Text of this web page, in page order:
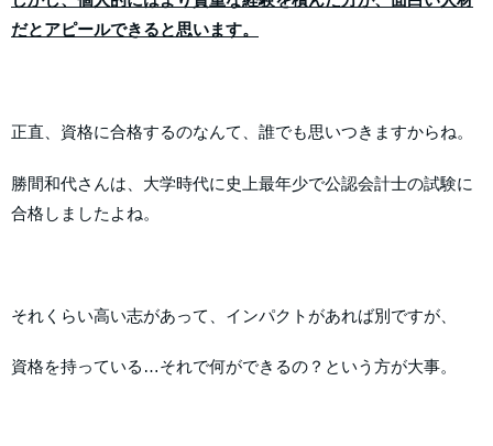
だとアピールできると思います。
正直、資格に合格するのなんて、誰でも思いつきますからね。
勝間和代さんは、大学時代に史上最年少で公認会計士の試験に
合格しましたよね。
それくらい高い志があって、インパクトがあれば別ですが、
資格を持っている…それで何ができるの？という方が大事。